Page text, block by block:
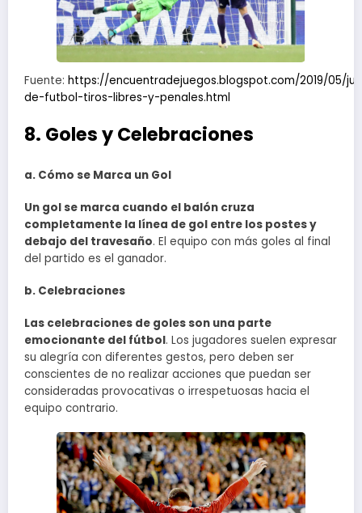
Fuente: https://encuentradejuegos.blogspot.com/2019/05/
de-futbol-tiros-libres-y-penales.html
8. Goles y Celebraciones
a. Cómo se Marca un Gol
Un gol se marca cuando el balón cruza
completamente la línea de gol entre los postes y
debajo del travesaño. El equipo con más goles al final
del partido es el ganador.
b. Celebraciones
Las celebraciones de goles son una parte
emocionante del fútbol. Los jugadores suelen expresar
su alegría con diferentes gestos, pero deben ser
conscientes de no realizar acciones que puedan ser
consideradas provocativas o irrespetuosas hacia el
equipo contrario.